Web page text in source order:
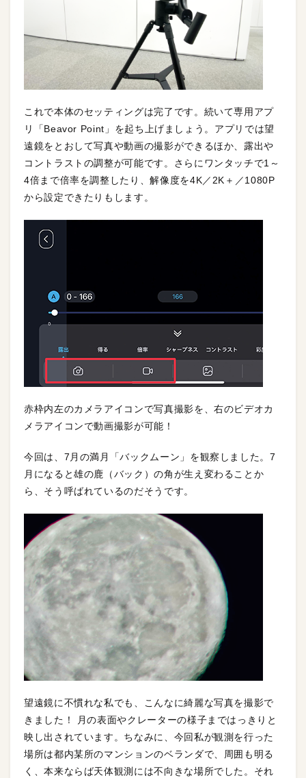
これで本体のセッティングは完了です。続いて専用アプ
リ「Beavor Point」を起ち上げましょう。アプリでは望
遠鏡をとおして写真や動画の撮影ができるほか、露出や
コントラストの調整が可能です。さらにワンタッチで1～
4倍まで倍率を調整したり、解像度を4K／2K＋／1080P
から設定できたりもします。
赤枠内左のカメラアイコンで写真撮影を、右のビデオカ
メラアイコンで動画撮影が可能！
今回は、7月の満月「バックムーン」を観察しました。7
月になると雄の鹿（バック）の角が生え変わることか
ら、そう呼ばれているのだそうです。
望遠鏡に不慣れな私でも、こんなに綺麗な写真を撮影で
きました！ 月の表面やクレーターの様子まではっきりと
映し出されています。ちなみに、今回私が観測を行った
場所は都内某所のマンションのベランダで、周囲も明る
く、本来ならば天体観測には不向きな場所でした。それ